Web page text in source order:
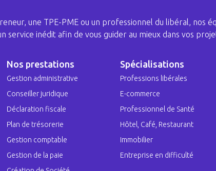
une TPE-PME ou un professionnel du libéral, nos
service inédit afin de vous guider au mieux dans vos
Nos prestations
Gestion administrative
Conseiller juridique
Déclaration fiscale
Plan de trésorerie
Gestion comptable
Gestion de la paie
Spécialisations
Professions libérales
E-commerce
Professionnel de Santé
Hôtel, Café, Restaurant
Immobilier
Entreprise en difficulté